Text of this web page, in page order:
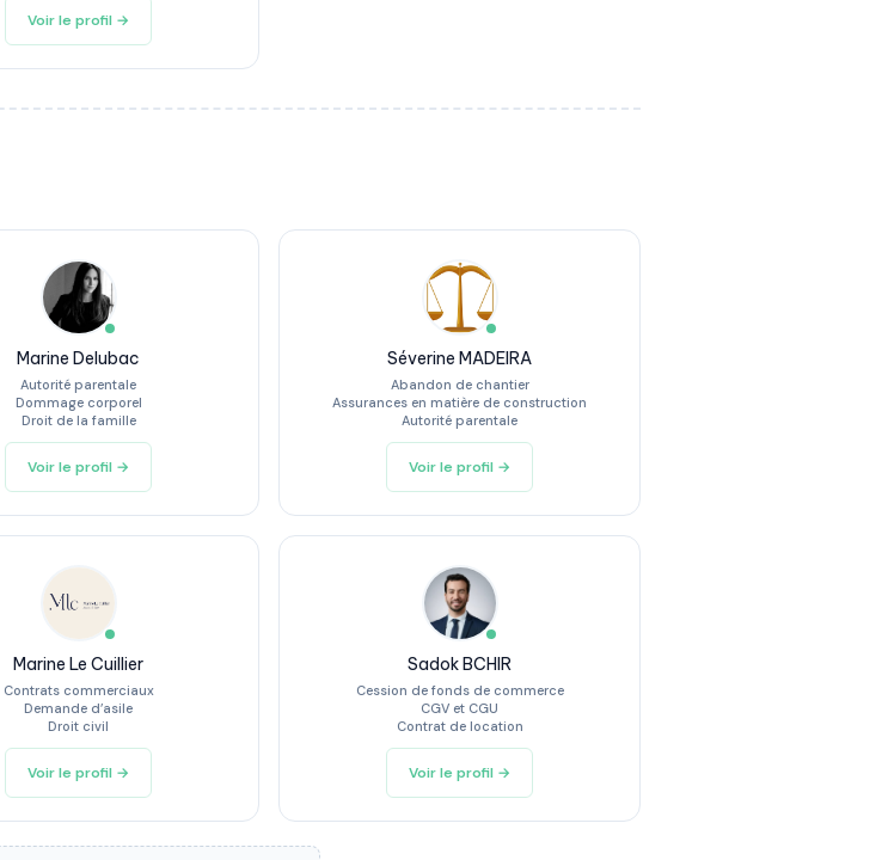
Voir le profil →
Marine Delubac
Autorité parentale
Dommage corporel
Droit de la famille
Voir le profil →
Séverine MADEIRA
Abandon de chantier
Assurances en matière de construction
Autorité parentale
Voir le profil →
Marine Le Cuillier
Contrats commerciaux
Demande d’asile
Droit civil
Voir le profil →
Sadok BCHIR
Cession de fonds de commerce
CGV et CGU
Contrat de location
Voir le profil →